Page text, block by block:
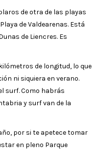
de otra de las playas
de Valdearenas. Está
de Liencres. Es
de longitud, lo que
ni siquiera en verano.
surf. Como habrás
y surf van de la
por si te apetece tomar
en pleno Parque